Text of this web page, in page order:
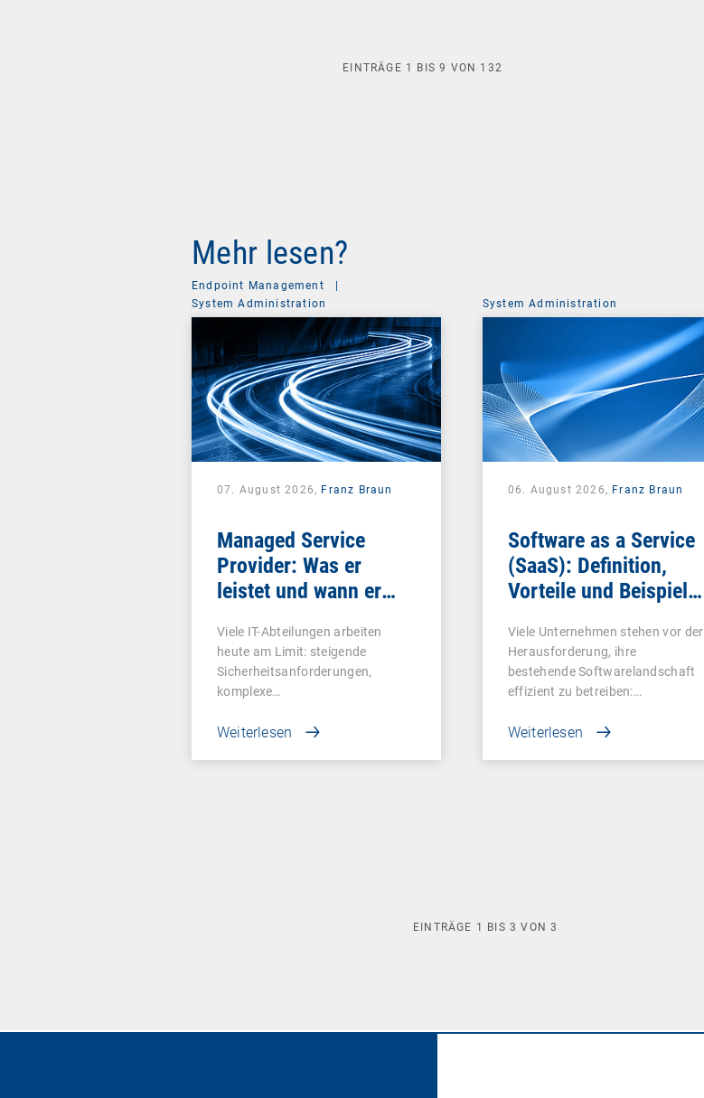
EINTRÄGE 1 BIS9 VON 132
Mehr lesen?
Endpoint Management
|
System Administration
07. August 2026, Franz Braun
Managed Service
Provider: Was er
leistet und wann er
Viele IT-Abteilungen arbeiten
heute am Limit: steigende
Sicherheitsanforderungen,
komplexe…
Weiterlesen
System Administration
06. August 2026, Franz Braun
Software as a Service
(SaaS): Definition,
Vorteile und Beispiele
Viele Unternehmen stehen vor der
Herausforderung, ihre
bestehende Softwarelandschaft
effizient zu betreiben:…
Weiterlesen
EINTRÄGE 1 BIS3 VON3